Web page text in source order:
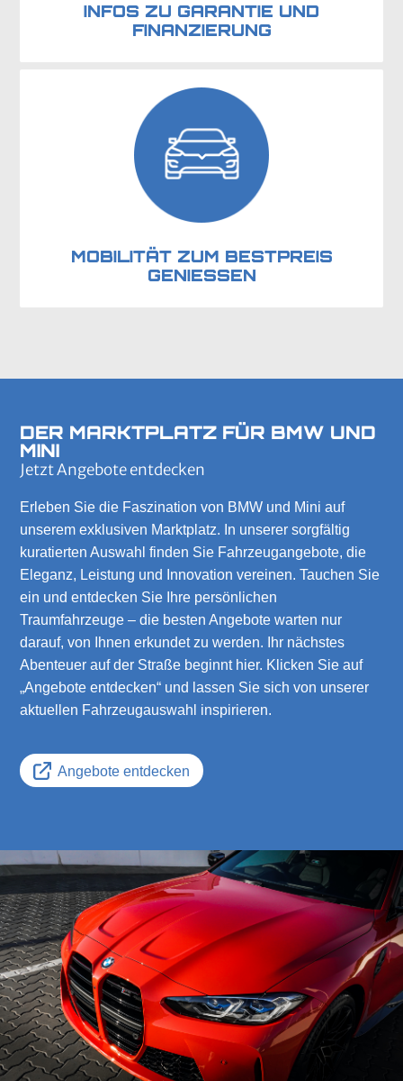
INFOS ZU GARANTIE UND
FINANZIERUNG
MOBILITÄT ZUM BESTPREIS
GENIESSEN
DER MARKTPLATZ FÜR BMW UND
MINI
Jetzt Angebote entdecken
Erleben Sie die Faszination von BMW und Mini auf
unserem exklusiven Marktplatz. In unserer sorgfältig
kuratierten Auswahl finden Sie Fahrzeugangebote, die
Eleganz, Leistung und Innovation vereinen. Tauchen Sie
ein und entdecken Sie Ihre persönlichen
Traumfahrzeuge – die besten Angebote warten nur
darauf, von Ihnen erkundet zu werden. Ihr nächstes
Abenteuer auf der Straße beginnt hier. Klicken Sie auf
„Angebote entdecken“ und lassen Sie sich von unserer
aktuellen Fahrzeugauswahl inspirieren.
Angebote entdecken